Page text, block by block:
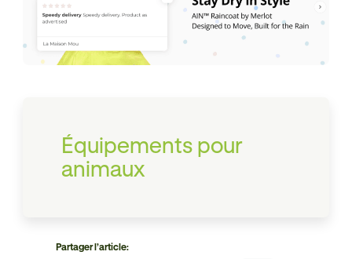
Équipements pour
animaux
Partager l’article: